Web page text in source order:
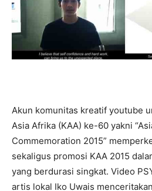
Akun komunitas kreatif youtube
Asia Afrika (KAA) ke-60 yakni
Commemoration 2015”
sekaligus promosi KAA 2015
yang berdurasi singkat. Video
artis lokal Iko Uwais